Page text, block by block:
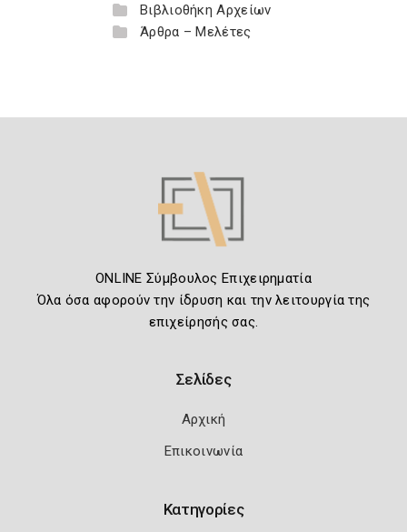
Βιβλιοθήκη Αρχείων
Άρθρα – Μελέτες
ONLINE Σύμβουλος Επιχειρηματία
Όλα όσα αφορούν την ίδρυση και την λειτουργία της
επιχείρησής σας.
Σελίδες
Αρχική
Επικοινωνία
Κατηγορίες